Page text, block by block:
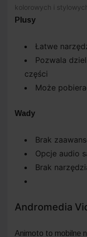
kolorowych i
Plusy
Łatwe
Pozwala
części
Może
Wady
Brak
Opcje audio
Brak
Andromedia
Animoto to mobilne